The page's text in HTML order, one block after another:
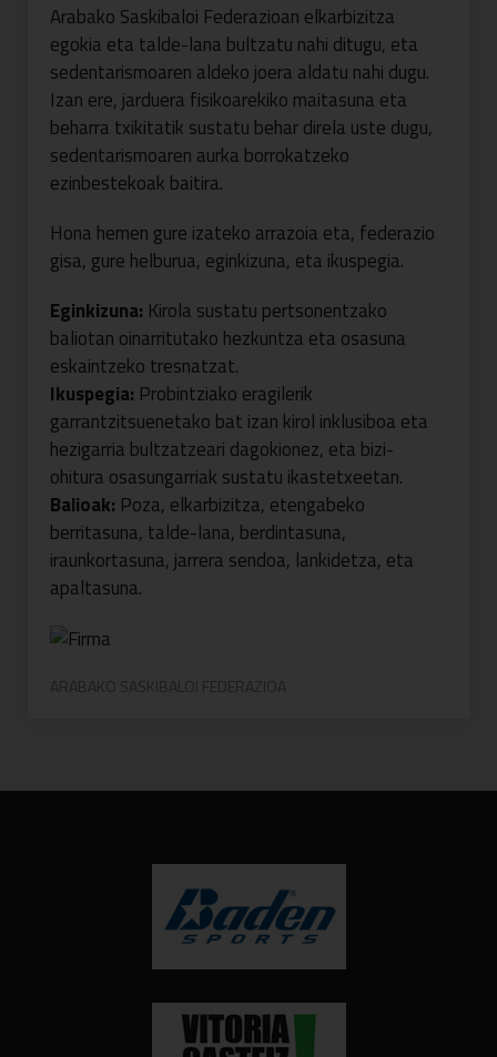
Arabako Saskibaloi Federazioan elkarbizitza
egokia eta talde-lana bultzatu nahi ditugu, eta
sedentarismoaren aldeko joera aldatu nahi dugu.
Izan ere, jarduera fisikoarekiko maitasuna eta
beharra txikitatik sustatu behar direla uste dugu,
sedentarismoaren aurka borrokatzeko
ezinbestekoak baitira.
Hona hemen gure izateko arrazoia eta, federazio
gisa, gure helburua, eginkizuna, eta ikuspegia.
Eginkizuna: Kirola sustatu pertsonentzako
baliotan oinarritutako hezkuntza eta osasuna
eskaintzeko tresnatzat.
Ikuspegia: Probintziako eragilerik
garrantzitsuenetako bat izan kirol inklusiboa eta
hezigarria bultzatzeari dagokionez, eta bizi-
ohitura osasungarriak sustatu ikastetxeetan.
Balioak: Poza, elkarbizitza, etengabeko
berritasuna, talde-lana, berdintasuna,
iraunkortasuna, jarrera sendoa, lankidetza, eta
apaltasuna.
ARABAKO SASKIBALOI FEDERAZIOA